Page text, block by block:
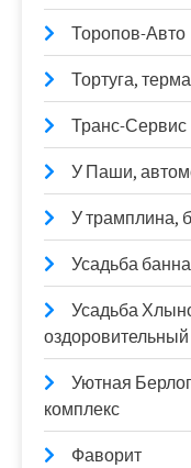
Торопов-Авто
Тортуга,
Транс-Сервис
У Паши,
У трамплина,
Усадьба
Усадьба
Уютная
комплекс
Фаворит